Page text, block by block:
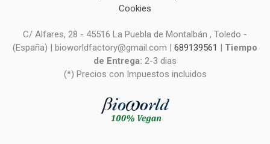
Cookies
C/ Alfares, 28 - 45516 La Puebla de Montalbán , Toledo -
(España) | bioworldfactory@gmail.com | 689139561
Tiempo
de Entrega: 2-3 dias
(*) Precios con Impuestos incluidos